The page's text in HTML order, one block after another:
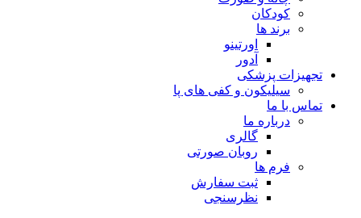
کودکان
برند ها
اورتینو
آدور
تجهیزات پزشکی
سیلیکون و کفی های پا
تماس با ما
درباره ما
گالری
روبان صورتی
فرم ها
ثبت سفارش
نظرسنجی